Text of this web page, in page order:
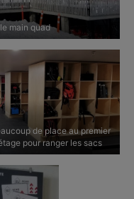
main quad
de place au premier
pour ranger les sacs